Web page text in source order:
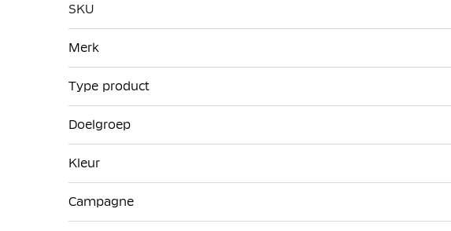
SKU
informatie
Merk
Type product
Doelgroep
Kleur
Campagne